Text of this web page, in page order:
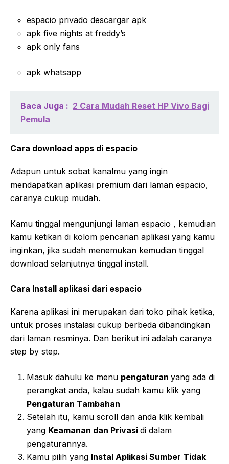
espacio privado descargar apk
apk five nights at freddy’s
apk only fans
apk whatsapp
Baca Juga : 2 Cara Mudah Reset HP Vivo Bagi
Pemula
Cara download apps di espacio
Adapun untuk sobat kanalmu yang ingin
mendapatkan aplikasi premium dari laman espacio,
caranya cukup mudah.
Kamu tinggal mengunjungi laman espacio , kemudian
kamu ketikan di kolom pencarian aplikasi yang kamu
inginkan, jika sudah menemukan kemudian tinggal
download selanjutnya tinggal install.
Cara Install aplikasi dari espacio
Karena aplikasi ini merupakan dari toko pihak ketika,
untuk proses instalasi cukup berbeda dibandingkan
dari laman resminya. Dan berikut ini adalah caranya
step by step.
Masuk dahulu ke menu pengaturan yang ada di
perangkat anda, kalau sudah kamu klik yang
Pengaturan Tambahan
Setelah itu, kamu scroll dan anda klik kembali
yang Keamanan dan Privasi di dalam
pengaturannya.
Kamu pilih yang Instal Aplikasi Sumber Tidak